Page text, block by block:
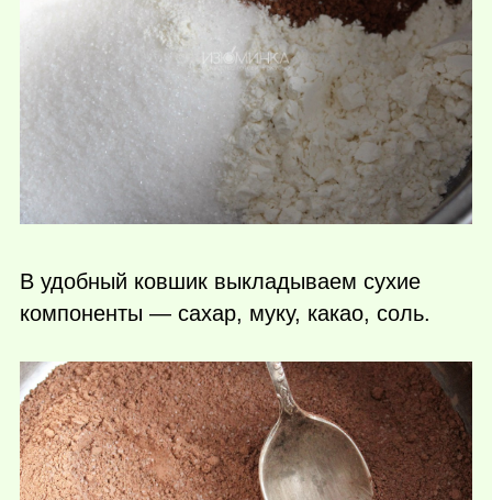
В удобный ковшик выкладываем сухие
компоненты — сахар, муку, какао, соль.